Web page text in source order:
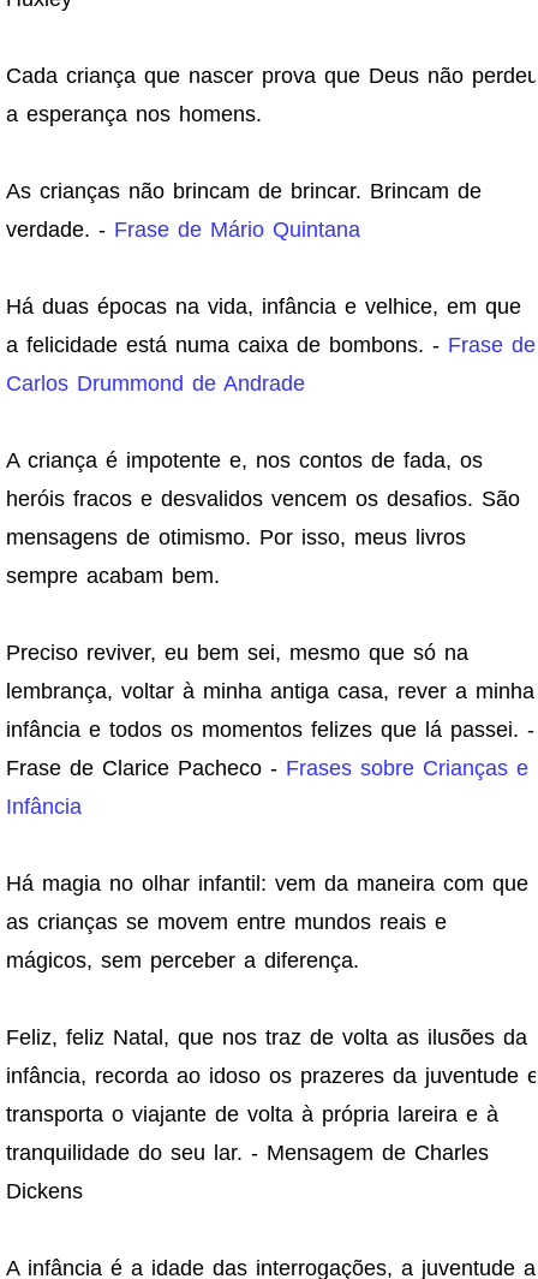
Cada criança que nascer prova que Deus não perdeu
a esperança nos homens.
As crianças não brincam de brincar. Brincam de
verdade. - Frase de Mário Quintana
Há duas épocas na vida, infância e velhice, em que
a felicidade está numa caixa de bombons. - Frase de
Carlos Drummond de Andrade
A criança é impotente e, nos contos de fada, os
heróis fracos e desvalidos vencem os desafios. São
mensagens de otimismo. Por isso, meus livros
sempre acabam bem.
Preciso reviver, eu bem sei, mesmo que só na
lembrança, voltar à minha antiga casa, rever a minha
infância e todos os momentos felizes que lá passei. -
Frase de Clarice Pacheco - Frases sobre Crianças e
Infância
Há magia no olhar infantil: vem da maneira com que
as crianças se movem entre mundos reais e
mágicos, sem perceber a diferença.
Feliz, feliz Natal, que nos traz de volta as ilusões da
infância, recorda ao idoso os prazeres da juventude e
transporta o viajante de volta à própria lareira e à
tranquilidade do seu lar. - Mensagem de Charles
Dickens
A infância é a idade das interrogações, a juventude a